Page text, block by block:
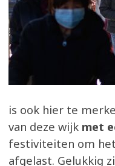
is ook hier te
van deze wijk met
festiviteiten om
afgelast. Gelukkig